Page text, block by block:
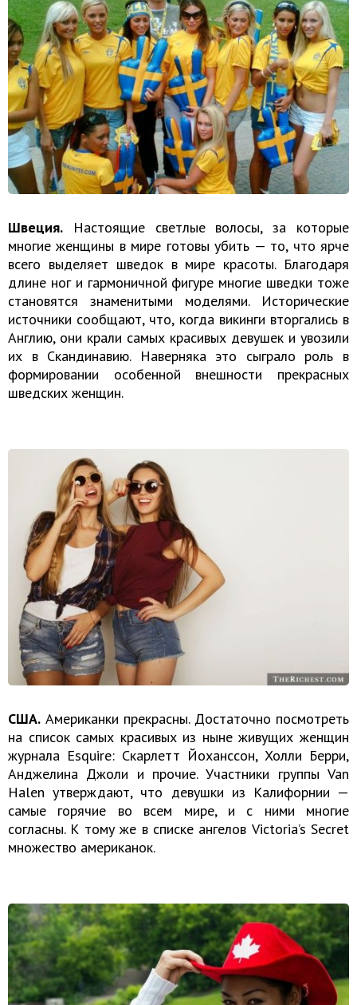
Швеция. Настоящие светлые волосы, за которые
многие женщины в мире готовы убить — то, что ярче
всего выделяет шведок в мире красоты. Благодаря
длине ног и гармоничной фигуре многие шведки тоже
становятся знаменитыми моделями. Исторические
источники сообщают, что, когда викинги вторгались в
Англию, они крали самых красивых девушек и увозили
их в Скандинавию. Наверняка это сыграло роль в
формировании особенной внешности прекрасных
шведских женщин.
США. Американки прекрасны. Достаточно посмотреть
на список самых красивых из ныне живущих женщин
журнала Esquire: Скарлетт Йоханссон, Холли Берри,
Анджелина Джоли и прочие. Участники группы Van
Halen утверждают, что девушки из Калифорнии —
самые горячие во всем мире, и с ними многие
согласны. К тому же в списке ангелов Victoria’s Secret
множество американок.